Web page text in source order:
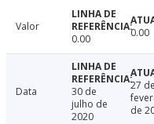
Valor
0.00
0.00
Data
30 de
julho de
2020
27 de
de